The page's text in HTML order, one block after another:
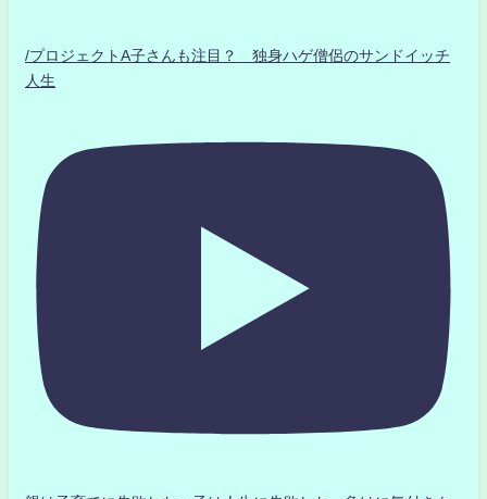
/プロジェクトA子さんも注目？ 独身ハゲ僧侶のサンドイッチ
人生